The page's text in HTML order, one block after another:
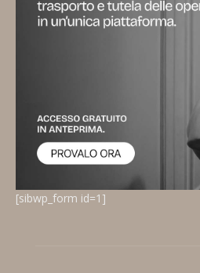
[sibwp_form id=1]